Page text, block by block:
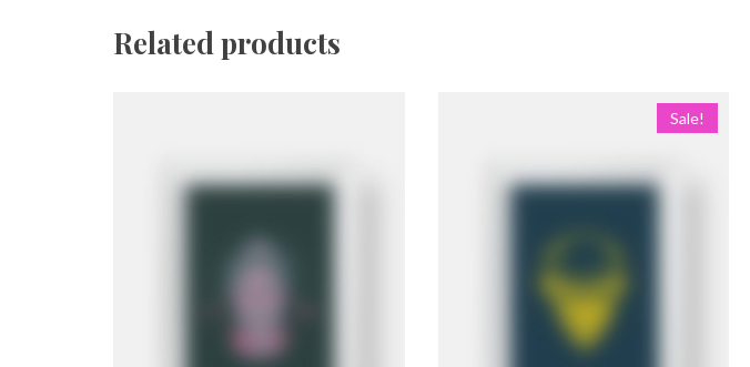
Related products
Sale!